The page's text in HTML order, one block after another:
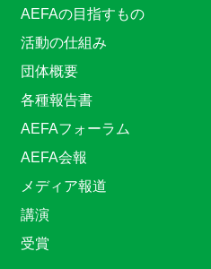
AEFAの目指すもの
活動の仕組み
団体概要
各種報告書
AEFAフォーラム
AEFA会報
メディア報道
講演
受賞